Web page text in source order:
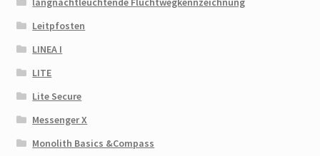
Leitpfosten
LINEA I
LITE
Lite Secure
Messenger X
Monolith Basics &Compass